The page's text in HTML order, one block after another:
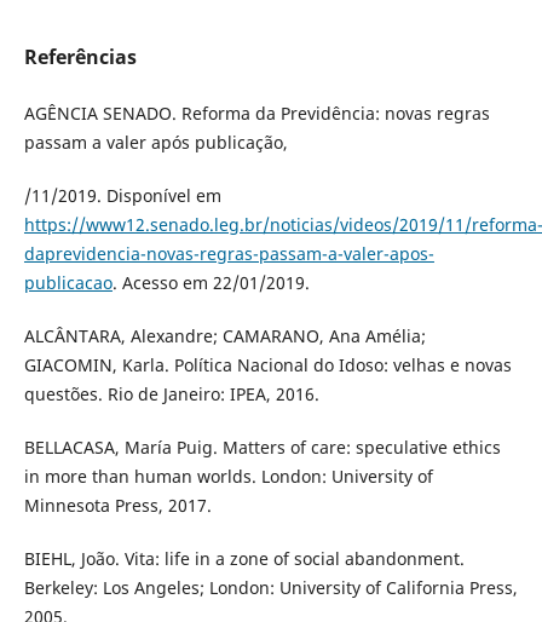
Referências
AGÊNCIA SENADO. Reforma da Previdência: novas regras
passam a valer após publicação,
/11/2019. Disponível em
https://www12.senado.leg.br/noticias/videos/2019/11/reforma-
daprevidencia-novas-regras-passam-a-valer-apos-
publicacao. Acesso em 22/01/2019.
ALCÂNTARA, Alexandre; CAMARANO, Ana Amélia;
GIACOMIN, Karla. Política Nacional do Idoso: velhas e novas
questões. Rio de Janeiro: IPEA, 2016.
BELLACASA, María Puig. Matters of care: speculative ethics
in more than human worlds. London: University of
Minnesota Press, 2017.
BIEHL, João. Vita: life in a zone of social abandonment.
Berkeley: Los Angeles; London: University of California Press,
2005.